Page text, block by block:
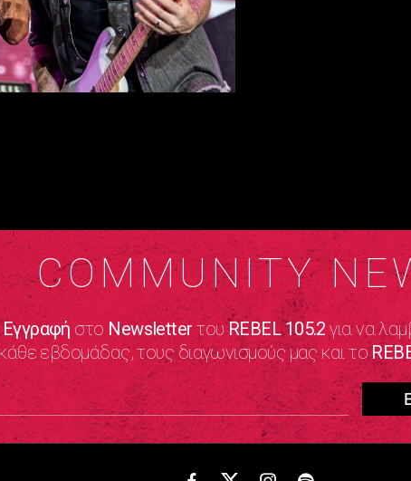
COMMUNITY
Εγγραφή στο Newsletter τουREBEL 105.2 για να
εβδομάδας, τους διαγωνισμούς μας και το